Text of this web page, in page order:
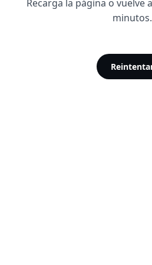
Recarga la página o vuelve
minutos.